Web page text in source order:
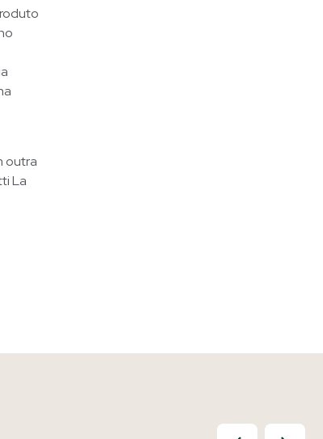
outra
La